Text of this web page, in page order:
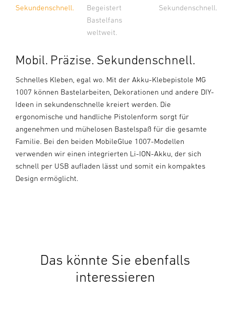
Sekundenschnell.
Begeistert
Bastelfans
weltweit.
Sekundenschnell.
Mobil. Präzise. Sekundenschnell.
Schnelles Kleben, egal wo. Mit der Akku-Klebepistole MG
1007 können Bastelarbeiten, Dekorationen und andere DIY-
Ideen in sekundenschnelle kreiert werden. Die
ergonomische und handliche Pistolenform sorgt für
angenehmen und mühelosen Bastelspaß für die gesamte
Familie. Bei den beiden MobileGlue 1007-Modellen
verwenden wir einen integrierten Li-ION-Akku, der sich
schnell per USB aufladen lässt und somit ein kompaktes
Design ermöglicht.
Das könnte Sie ebenfalls
interessieren